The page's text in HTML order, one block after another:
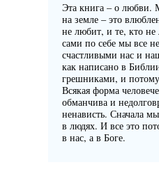
Эта книга – о любви.
на земле – это
не любит, и те, кто
сами по себе мы все
счастливыми нас и
как написано в
грешниками, и потому
Всякая форма
обманчива и
ненависть. Сначала
в людях. И все это
в нас, а в Боге.